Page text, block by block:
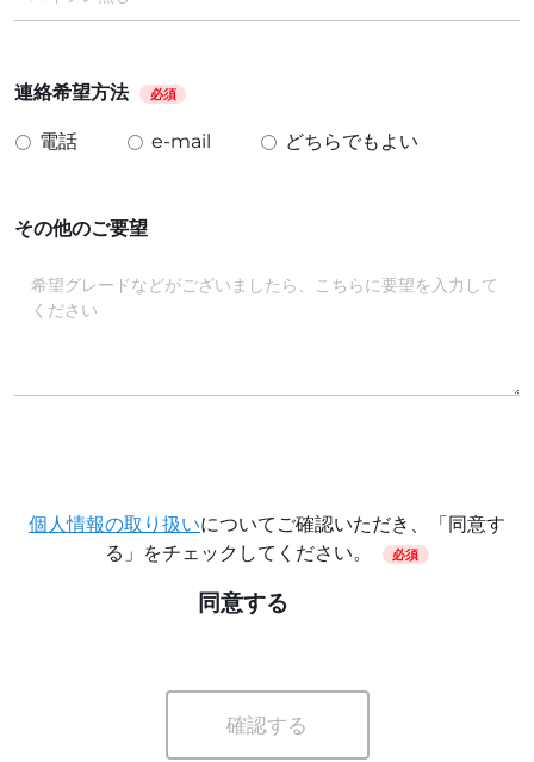
連絡希望方法 必須
電話 e-mail どちらでもよい
その他のご要望
個人情報の取り扱いについてご確認いただき、「同意す
る」をチェックしてください。
必須
同意する
確認する